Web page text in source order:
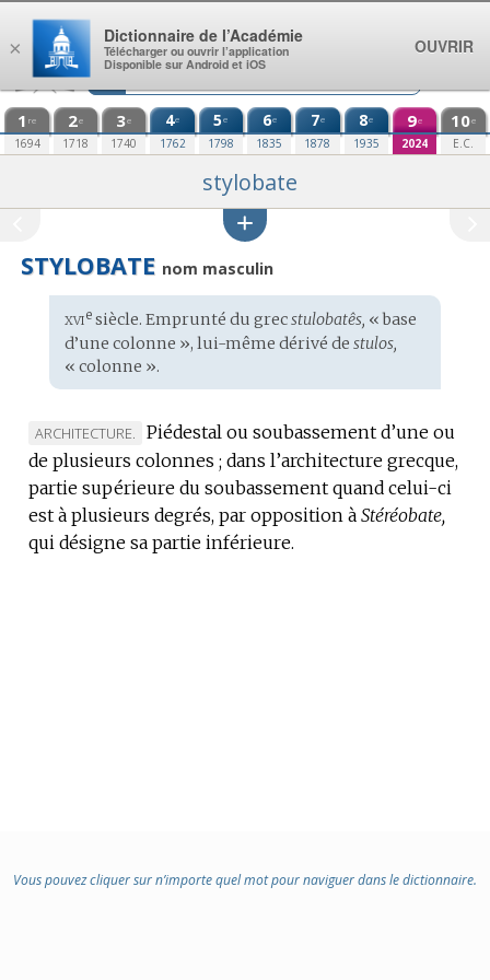
Aller au contenu
1 re
1694
2e
1718
3e
1740
4e
1762
5e
1798
6e
1835
7e
1878
8e
1935
9e
2024
10e
E.C.
stylobate
STYLOBATE nom masculin
Étymologie
:
xviesiècle. Emprunté du grecstulobatês, « base
d’une colonne », lui-même dérivé de stulos,
« colonne ».
MARQUE
DE
DOMAINE
:
ARCHITECTURE.
Piédestal ou soubassement d’une ou
de plusieurs colonnes ; dans l’architecture grecque,
partie supérieure du soubassement quand celui-ci
est à plusieurs degrés, par opposition à Stéréobate,
qui désigne sa partie inférieure.
Vous pouvez cliquer sur n’importe quel mot pour naviguer dans le dictionnaire.
×
Dictionnaire de l’Académie
Télécharger ou ouvrir l’application
Disponible sur Android et iOS
OUVRIR